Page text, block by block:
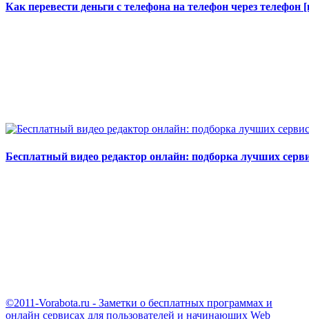
Как перевести деньги с телефона на телефон через
Бесплатный видео редактор онлайн: подборка лучших
©2011-Vorabota.ru - Заметки о бесплатных программах и
онлайн сервисах для пользователей и начинающих Web